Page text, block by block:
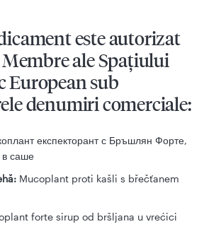
este autorizat
ale Spaţiului
European sub
denumiri comerciale:
експекторант с Бръшлян Форте,
саше
Mucoplant proti kašli s břečťanem
forte sirup od bršljana u vrećici